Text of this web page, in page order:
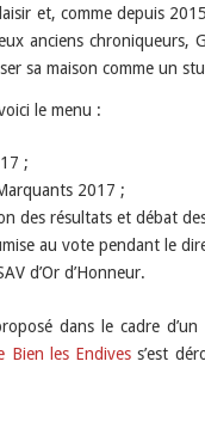
et, comme depuis
anciens chroniqueurs,
sa maison comme un
le menu :
;
2017 ;
des résultats et débat
au vote pendant le
d’Or d’Honneur.
dans le cadre
Bien les Endives s’est